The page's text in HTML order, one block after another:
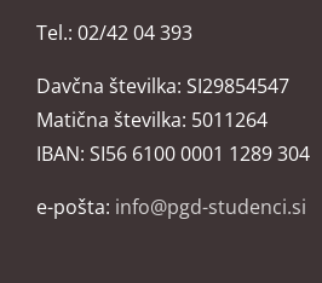
Tel.: 02/42 04 393
Davčna številka: SI29854547
Matična številka: 5011264
IBAN: SI56 6100 0001 1289 304
e-pošta: info@pgd-studenci.si